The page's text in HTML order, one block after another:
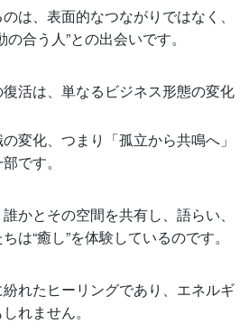
は、表面的なつながりではなく、
合う人”との出会いです。
活は、単なるビジネス形態の変化
変化、つまり「孤立から共鳴へ」
です。
かとその空間を共有し、語らい、
は“癒し”を体験しているのです。
れたヒーリングであり、エネルギ
れません。